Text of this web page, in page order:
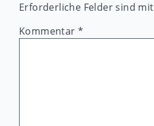
Erforderliche Felder sind mit
Kommentar*